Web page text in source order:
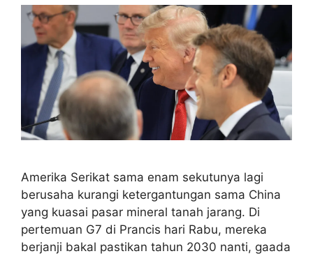
Amerika Serikat sama enam sekutunya lagi
berusaha kurangi ketergantungan sama China
yang kuasai pasar mineral tanah jarang. Di
pertemuan G7 di Prancis hari Rabu, mereka
berjanji bakal pastikan tahun 2030 nanti, gaada